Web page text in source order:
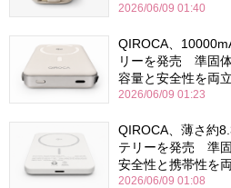
2026/06/09 01:40
QIROCA、
リーを発売 準固
容量と安全性を両立
2026/06/09 01:23
QIROCA、薄さ約
テリーを発売 準
安全性と携帯性を
2026/06/09 01:08